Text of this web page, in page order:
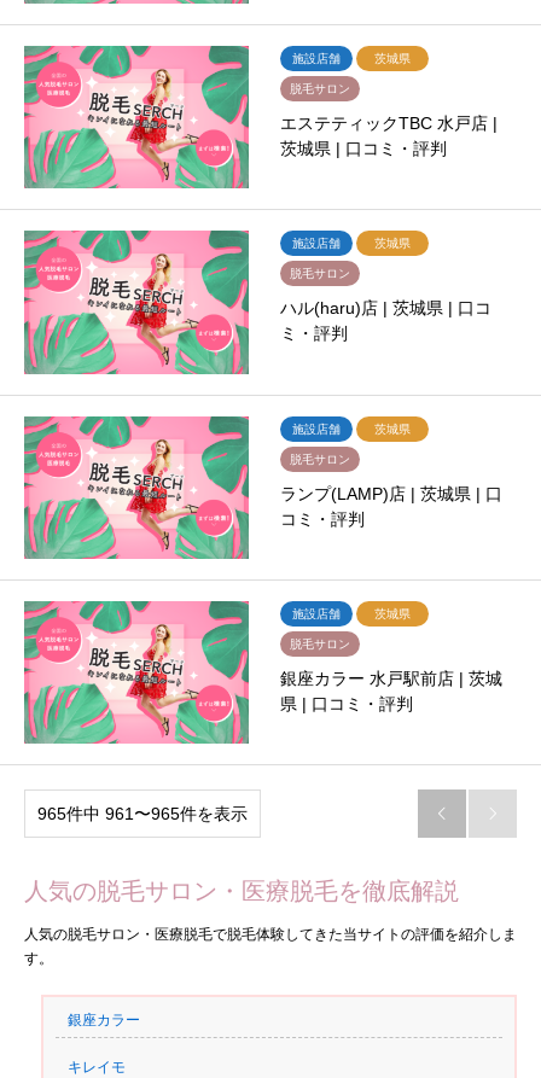
施設店舗 茨城県
脱毛サロン
エステティックTBC 水戸店 |
茨城県 | 口コミ・評判
施設店舗 茨城県
脱毛サロン
ハル(haru)店 | 茨城県 | 口コ
ミ・評判
施設店舗 茨城県
脱毛サロン
ランプ(LAMP)店 | 茨城県 | 口
コミ・評判
施設店舗 茨城県
脱毛サロン
銀座カラー 水戸駅前店 | 茨城
県 | 口コミ・評判
965件中 961〜965件を表示  
人気の脱毛サロン・医療脱毛を徹底解説
人気の脱毛サロン・医療脱毛で脱毛体験してきた当サイトの評価を紹介しま
す。
銀座カラー
キレイモ